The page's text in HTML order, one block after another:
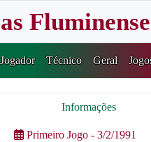
Fluminense
Jogador Técnico Geral
Informações
Primeiro Jogo - 3/2/1991